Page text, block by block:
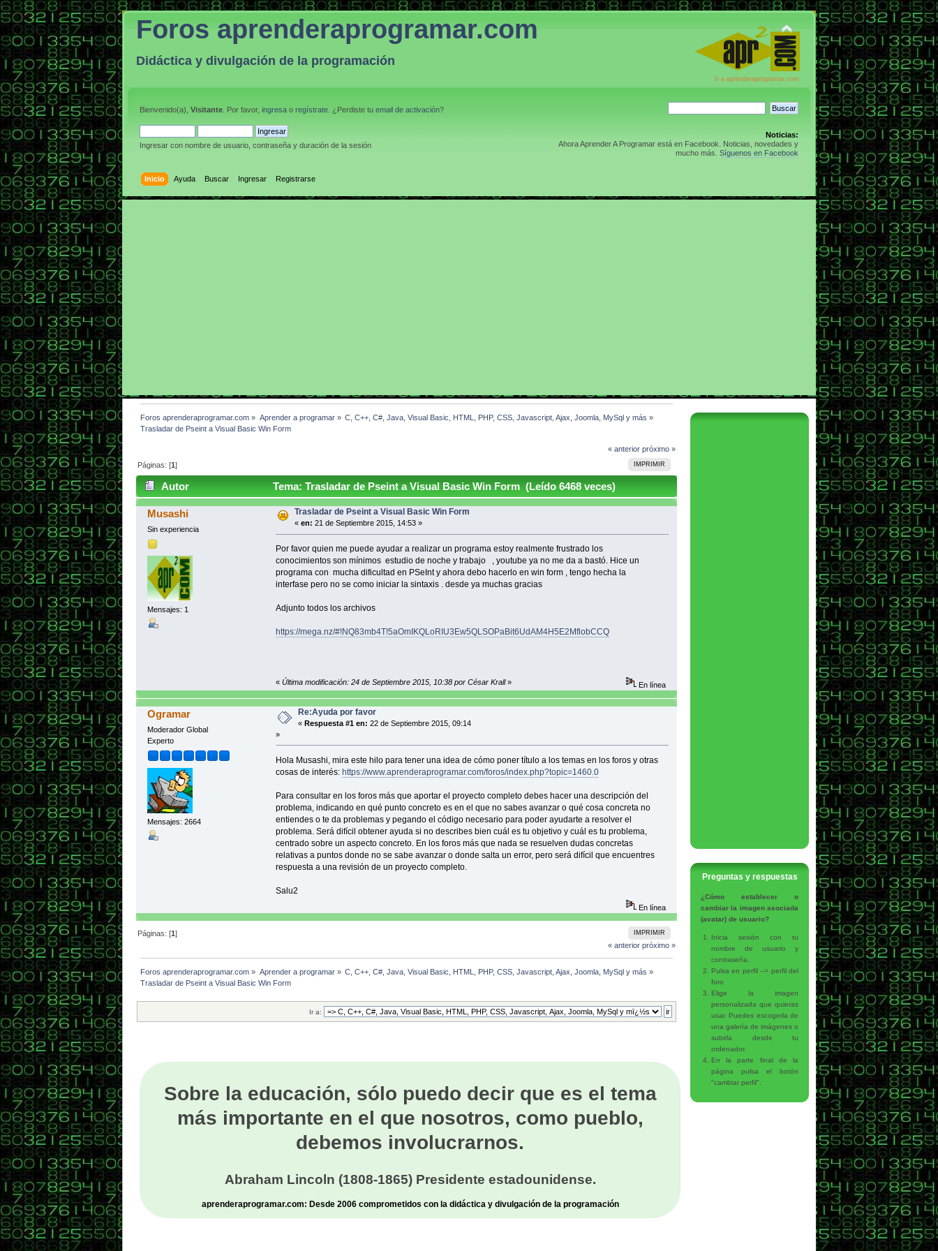
Foros aprenderaprogramar.com
Didáctica y divulgación de la programación
Ir a aprenderaprogramar.com
Bienvenido(a), Visitante . Por favor, ingresa o regístrate . ¿Perdiste tu email de activación?
Ingresar con nombre de usuario, contraseña y duración de la sesión
Noticias:
Ahora Aprender A Programar está en Facebook. Noticias, novedades y
mucho más. Síguenos en Facebook
Inicio Ayuda Buscar Ingresar Registrarse
Foros aprenderaprogramar.com » Aprender a programar» C, C++, C#, Java, Visual Basic, HTML, PHP, CSS, Javascript, Ajax, Joomla, MySql y más »
Trasladar de Pseint a Visual Basic Win Form
« anterior próximo »
IMPRIMIR
Páginas: [1]
Autor Tema: Trasladar de Pseint a Visual Basic Win Form (Leído 6468 veces)
Musashi
Sin experiencia
Mensajes: 1
Trasladar de Pseint a Visual Basic Win Form
« en: 21 de Septiembre 2015, 14:53 »
Por favor quien me puede ayudar a realizar un programa estoy realmente frustrado los
conocimientos son mínimos estudio de noche y trabajo , youtube ya no me da a bastó. Hice un
programa con mucha dificultad en PSeInt y ahora debo hacerlo en win form , tengo hecha la
interfase pero no se como iniciar la sintaxis . desde ya muchas gracias
Adjunto todos los archivos
https://mega.nz/#!NQ83mb4T!5aOmIKQLoRIU3Ew5QLSOPaBit6UdAM4H5E2MflobCCQ
« Última modificación: 24 de Septiembre 2015, 10:38 por César Krall» En línea
Ogramar
Moderador Global
Experto
Mensajes: 2664
Re:Ayuda por favor
« Respuesta #1 en: 22 de Septiembre 2015, 09:14
»
Hola Musashi, mira este hilo para tener una idea de cómo poner título a los temas en los foros y otras
cosas de interés: https://www.aprenderaprogramar.com/foros/index.php?topic=1460.0
Para consultar en los foros más que aportar el proyecto completo debes hacer una descripción del
problema, indicando en qué punto concreto es en el que no sabes avanzar o qué cosa concreta no
entiendes o te da problemas y pegando el código necesario para poder ayudarte a resolver el
problema. Será difícil obtener ayuda si no describes bien cuál es tu objetivo y cuál es tu problema,
centrado sobre un aspecto concreto. En los foros más que nada se resuelven dudas concretas
relativas a puntos donde no se sabe avanzar o donde salta un error, pero será difícil que encuentres
respuesta a una revisión de un proyecto completo.
Salu2
En línea
IMPRIMIR
Páginas: [1]
« anterior próximo »
Foros aprenderaprogramar.com » Aprender a programar» C, C++, C#, Java, Visual Basic, HTML, PHP, CSS, Javascript, Ajax, Joomla, MySql y más »
Trasladar de Pseint a Visual Basic Win Form
Ir a:
Sobre la educación, sólo puedo decir que es el tema
más importante en el que nosotros, como pueblo,
debemos involucrarnos.
Abraham Lincoln (1808-1865) Presidente estadounidense.
aprenderaprogramar.com: Desde 2006 comprometidos con la didáctica y divulgación de la programación
Preguntas y respuestas
¿Cómo establecer o
cambiar la imagen asociada
(avatar) de usuario?
Inicia sesión con tu
nombre de usuario y
contraseña.
Pulsa en perfil --> perfil del
foro
Elige la imagen
personalizada que quieras
usar. Puedes escogerla de
una galería de imágenes o
subirla desde tu
ordenador.
En la parte final de la
página pulsa el botón
"cambiar perfil".